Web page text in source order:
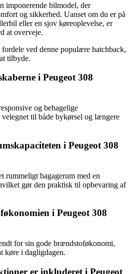
imponerende bilmodel, der
og sikkerhed. Uanset om du er på
eller en sjov køreoplevelse, er
at overveje.
fordele ved denne populære hatchback,
tilbyde.
i Peugeot 308
og behagelige
velegnet til både bykørsel og længere
i Peugeot 308
rummeligt bagagerum med en
gør den praktisk til opbevaring af
i Peugeot 308
for sin gode brændstoføkonomi,
køre i dagligdagen.
er inkluderet i Peugeot